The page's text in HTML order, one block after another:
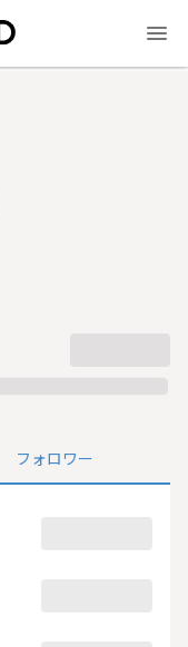
フォロワー